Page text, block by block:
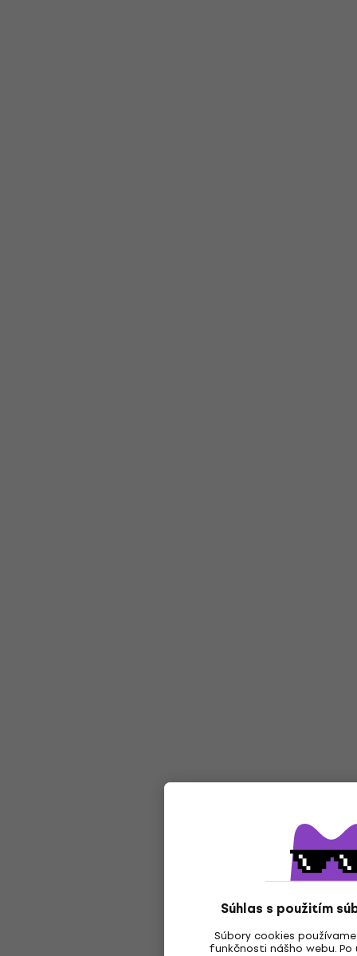
Súhlas s použitím
Súbory cookies
funkčnosti nášho webu. Po